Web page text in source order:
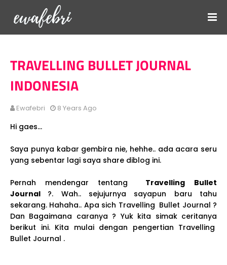
TRAVELLING BULLET JOURNAL
INDONESIA
Ewafebri 8 Years Ago
Hi gaes...
Saya punya kabar gembira nie, hehhe.. ada acara seru
yang sebentar lagi saya share diblog ini.
Pernah mendengar tentang Travelling
Bullet
Journal ?. Wah.. sejujurnya sayapun baru tahu
sekarang. Hahaha.. Apa sich Travelling Bullet Journal ?
Dan Bagaimana caranya ? Yuk kita simak ceritanya
berikut ini. Kita mulai dengan pengertian Travelling
Bullet Journal .